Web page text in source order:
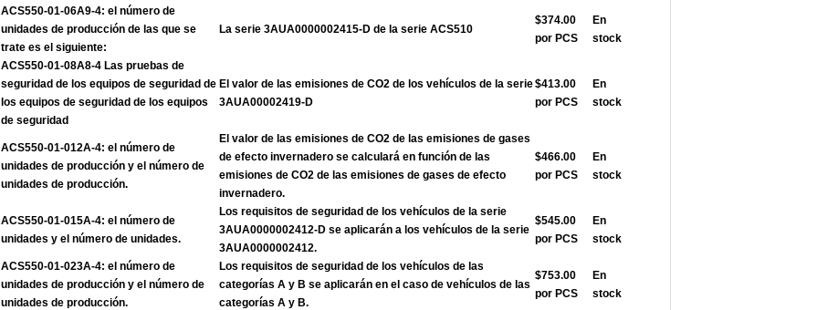
ACS550-01-06A9-4: el número de
unidades de producción de las que se
trate es el siguiente:
La serie 3AUA0000002415-D de la serie ACS510
$374.00
por PCS
En
stock
ACS550-01-08A8-4 Las pruebas de
seguridad de los equipos de seguridad de
los equipos de seguridad de los equipos
de seguridad
El valor de las emisiones de CO2 de los vehículos de la serie
3AUA00002419-D
$413.00
por PCS
En
stock
ACS550-01-012A-4: el número de
unidades de producción y el número de
unidades de producción.
El valor de las emisiones de CO2 de las emisiones de gases
de efecto invernadero se calculará en función de las
emisiones de CO2 de las emisiones de gases de efecto
invernadero.
$466.00
por PCS
En
stock
ACS550-01-015A-4: el número de
unidades y el número de unidades.
Los requisitos de seguridad de los vehículos de la serie
3AUA0000002412-D se aplicarán a los vehículos de la serie
3AUA0000002412.
$545.00
por PCS
En
stock
ACS550-01-023A-4: el número de
unidades de producción y el número de
unidades de producción.
Los requisitos de seguridad de los vehículos de las
categorías A y B se aplicarán en el caso de vehículos de las
categorías A y B.
$753.00
por PCS
En
stock